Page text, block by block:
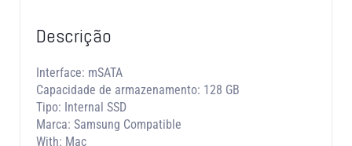
Descrição
Interface: mSATA
Capacidade de armazenamento: 128 GB
Tipo: Internal SSD
Marca: Samsung Compatible
With: Mac